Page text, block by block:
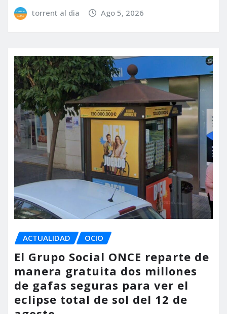
torrent al dia Ago 5, 2026
ACTUALIDAD OCIO
El Grupo Social ONCE reparte de
manera gratuita dos millones
de gafas seguras para ver el
eclipse total de sol del 12 de